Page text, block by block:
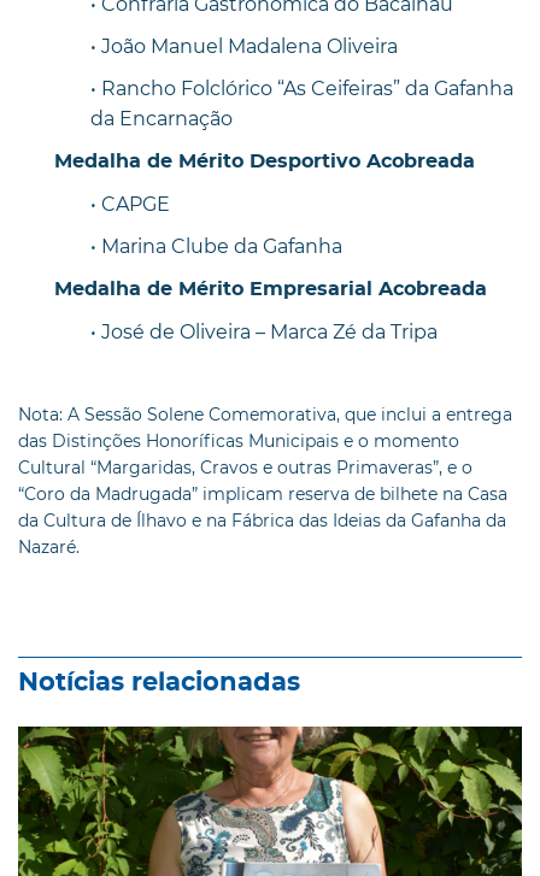
• João Manuel Madalena Oliveira
• Rancho Folclórico “As Ceifeiras” da Gafanha
da Encarnação
Medalha de Mérito Desportivo Acobreada
• CAPGE
• Marina Clube da Gafanha
Medalha de Mérito Empresarial Acobreada
• José de Oliveira – Marca Zé da Tripa
Nota: A Sessão Solene Comemorativa, que inclui a entrega
das Distinções Honoríficas Municipais e o momento
Cultural “Margaridas, Cravos e outras Primaveras”, e o
“Coro da Madrugada” implicam reserva de bilhete na Casa
da Cultura de Ílhavo e na Fábrica das Ideias da Gafanha da
Nazaré.
Notícias relacionadas